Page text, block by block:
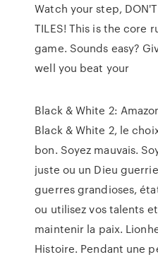
Watch your step, DON'T
TILES! This is the core
game. Sounds easy?
well you beat your
Black & White 2:
Black & White 2, le
bon. Soyez mauvais.
juste ou un Dieu
guerres grandioses,
ou utilisez vos talents
maintenir la paix.
Histoire. Pendant une